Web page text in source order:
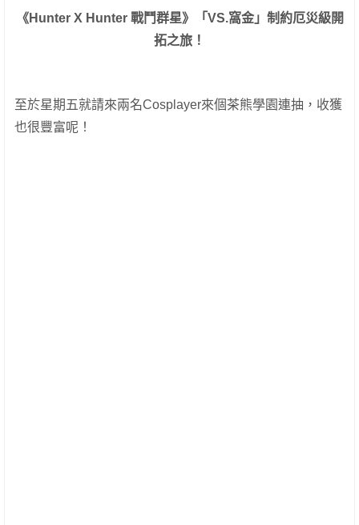
《Hunter X Hunter 戰鬥群星》「VS.窩金」制約厄災級開
拓之旅！
至於星期五就請來兩名Cosplayer來個茶熊學園連抽，收獲
也很豐富呢！